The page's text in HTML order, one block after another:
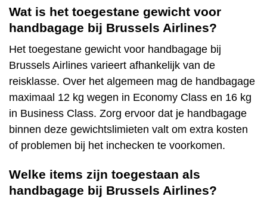
Wat is het toegestane gewicht voor
handbagage bij Brussels Airlines?
Het toegestane gewicht voor handbagage bij
Brussels Airlines varieert afhankelijk van de
reisklasse. Over het algemeen mag de handbagage
maximaal 12 kg wegen in Economy Class en 16 kg
in Business Class. Zorg ervoor dat je handbagage
binnen deze gewichtslimieten valt om extra kosten
of problemen bij het inchecken te voorkomen.
Welke items zijn toegestaan als
handbagage bij Brussels Airlines?